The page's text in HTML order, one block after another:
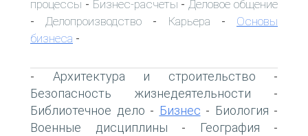
процессы - Бизнес-расчеты - Деловое общение
- Делопроизводство - Карьера - Основы
бизнеса -
- Архитектура и строительство -
Безопасность жизнедеятельности -
Библиотечное дело - Бизнес - Биология -
Военные дисциплины - География -